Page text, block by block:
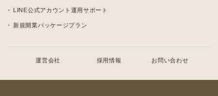
LINE公式アカウント運用サポート
新規開業パッケージプラン
運営会社 採用情報 お問い合わせ